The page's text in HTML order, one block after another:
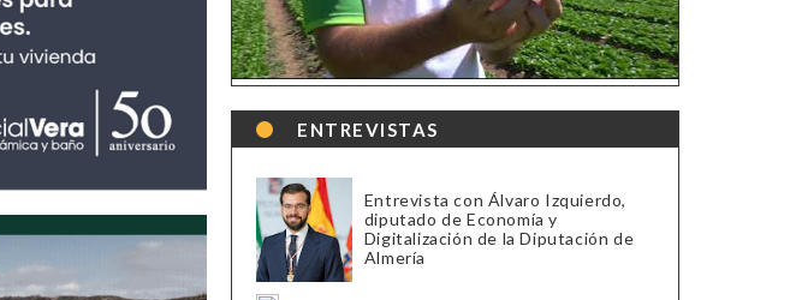
ENTREVISTAS
Entrevista con Álvaro Izquierdo,
diputado de Economía y
Digitalización de la Diputación de
Almería